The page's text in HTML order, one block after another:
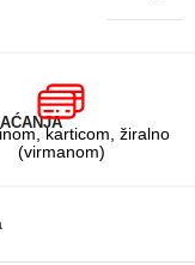
karticom, žiralno
(virmanom)